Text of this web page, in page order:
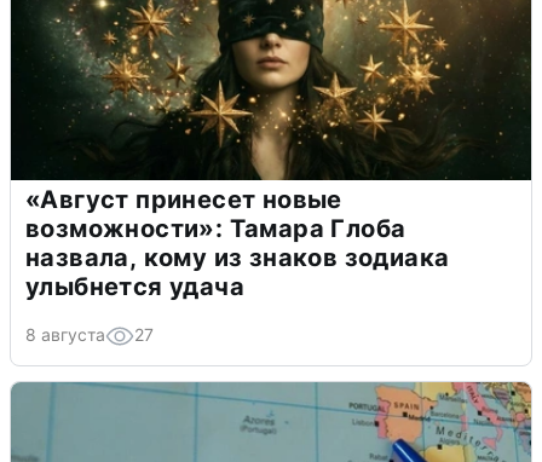
«Август принесет новые
возможности»: Тамара Глоба
назвала, кому из знаков зодиака
улыбнется удача
8 августа 27